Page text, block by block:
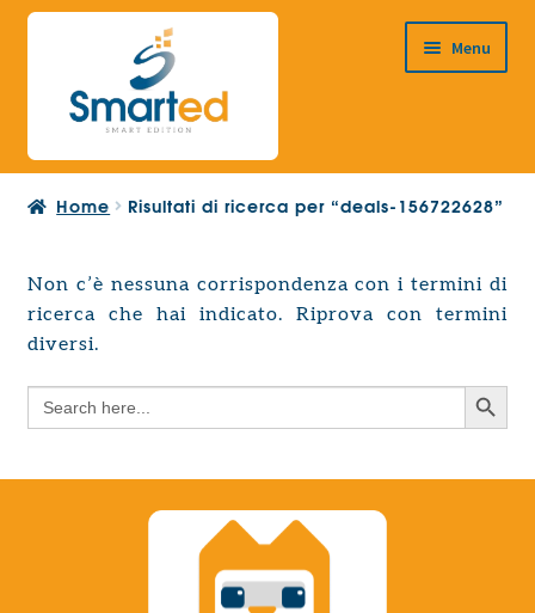
Vai
navigazione
Vai
contenuto
Menu
HOME
PRODOTTI
Espandi
il
child
PROGETTAZIONE EUROPEA
menu
child
Search
Home Risultati di ricerca per “deals-156722628”
Non c’è nessuna corrispondenza con i termini di
ricerca che hai indicato. Riprova con termini
diversi.
Search
for:
Search Button